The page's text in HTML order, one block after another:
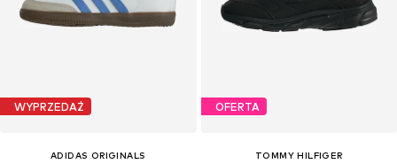
WYPRZEDAŻ
ADIDAS ORIGINALS
OFERTA
TOMMY HILFIGER